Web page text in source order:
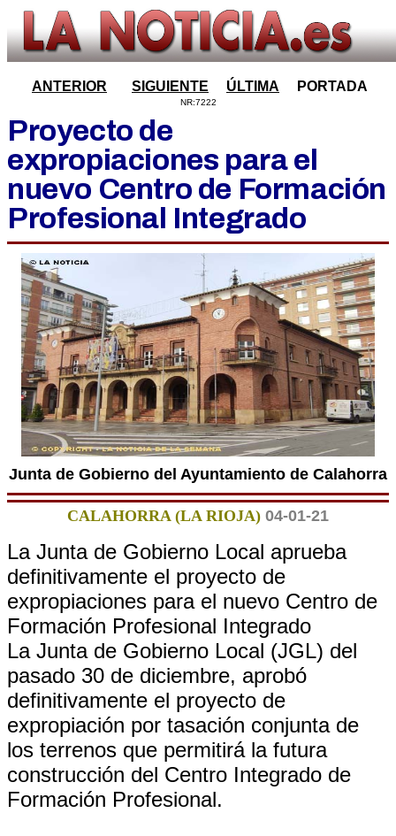
ANTERIOR SIGUIENTE ÚLTIMA PORTADA
NR:7222
Proyecto de
expropiaciones para el
nuevo Centro de Formación
Profesional Integrado
Junta de Gobierno del Ayuntamiento de Calahorra
CALAHORRA (LA RIOJA) 04-01-21
La Junta de Gobierno Local aprueba
definitivamente el proyecto de
expropiaciones para el nuevo Centro de
Formación Profesional Integrado
La Junta de Gobierno Local (JGL) del
pasado 30 de diciembre, aprobó
definitivamente el proyecto de
expropiación por tasación conjunta de
los terrenos que permitirá la futura
construcción del Centro Integrado de
Formación Profesional.